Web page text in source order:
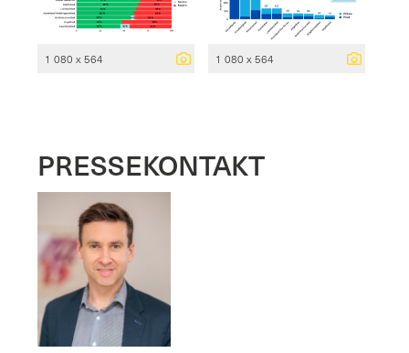
1 080 x 564 1 080 x 564
PRESSEKONTAKT